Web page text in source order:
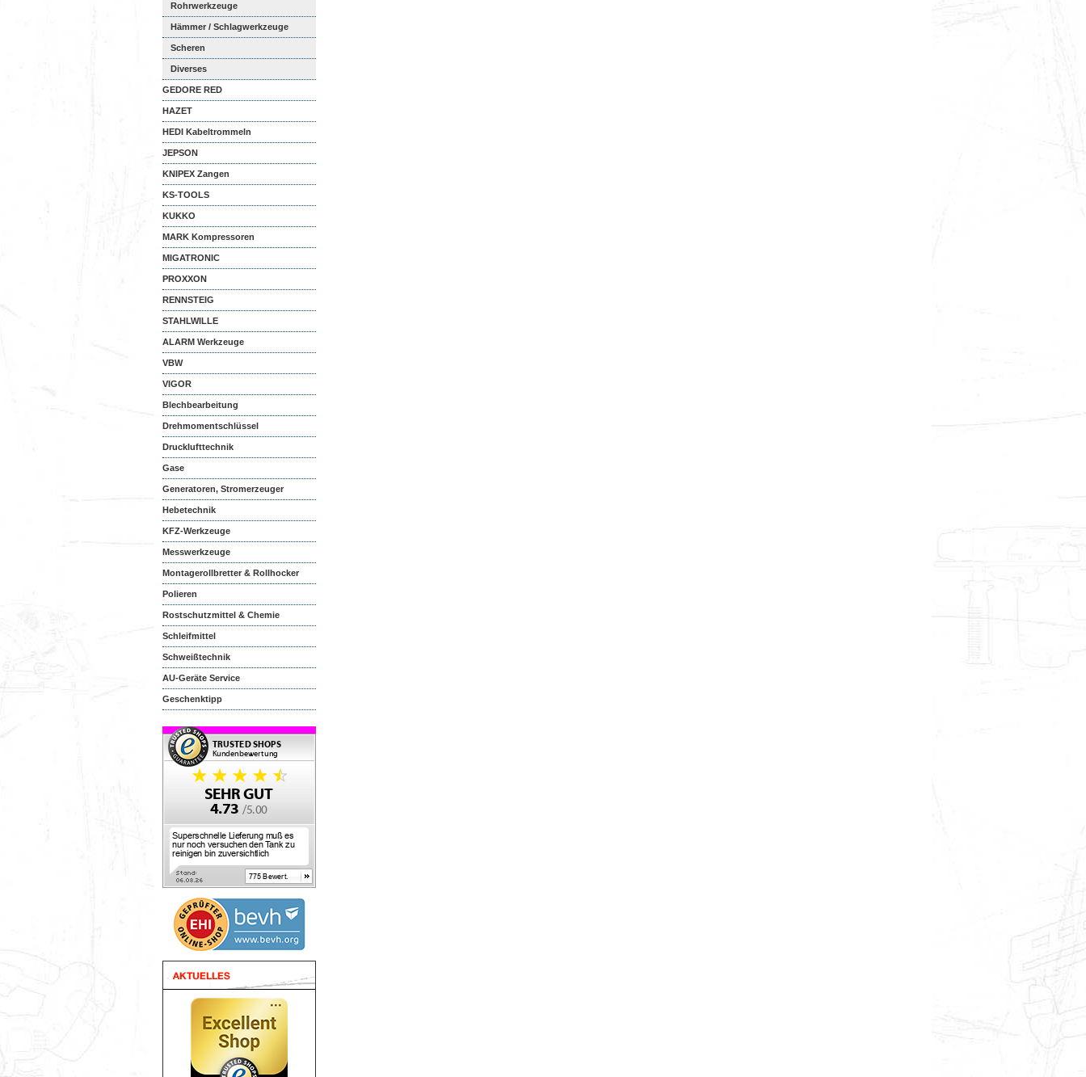
Rohrwerkzeuge
Hämmer / Schlagwerkzeuge
Scheren
Diverses
GEDORE RED
HAZET
HEDI Kabeltrommeln
JEPSON
KNIPEX Zangen
KS-TOOLS
KUKKO
MARK Kompressoren
MIGATRONIC
PROXXON
RENNSTEIG
STAHLWILLE
ALARM Werkzeuge
VBW
VIGOR
Blechbearbeitung
Drehmomentschlüssel
Drucklufttechnik
Gase
Generatoren, Stromerzeuger
Hebetechnik
KFZ-Werkzeuge
Messwerkzeuge
Montagerollbretter & Rollhocker
Polieren
Rostschutzmittel & Chemie
Schleifmittel
Schweißtechnik
AU-Geräte Service
Geschenktipp